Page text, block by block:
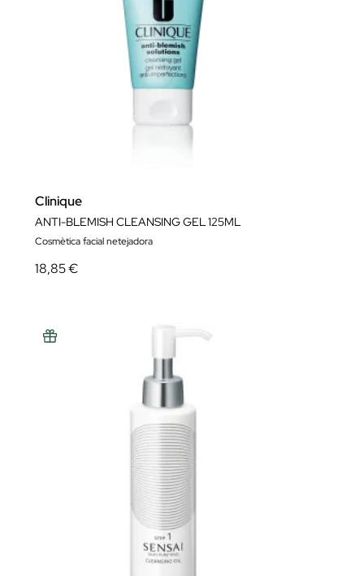
Clinique
ANTI-BLEMISH CLEANSING GEL 125ML
Cosmètica facial netejadora
18,85 €